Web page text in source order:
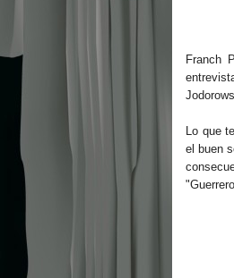
Franch
Lo que
el buen